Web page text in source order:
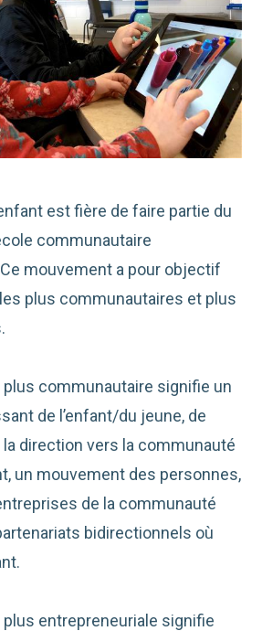
est fière de faire partie du
communautaire
mouvement a pour objectif
plus communautaires et plus
plus communautaire signifie un
de l’enfant/du jeune, de
la direction vers la communauté
un mouvement des personnes,
de la communauté
bidirectionnels où
plus entrepreneuriale signifie